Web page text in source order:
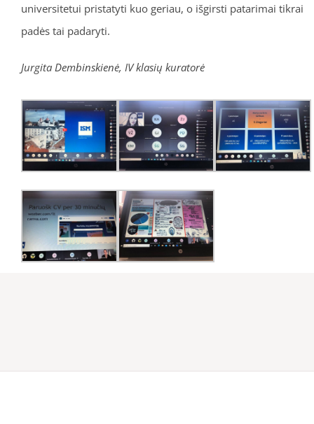
universitetui pristatyti kuo geriau, o išgirsti patarimai tikrai
padės tai padaryti.
Jurgita Dembinskienė, IV klasių kuratorė